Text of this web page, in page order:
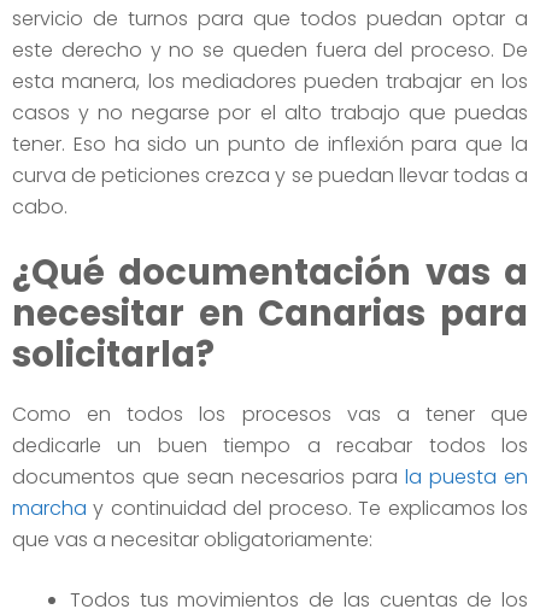
servicio de turnos para que todos puedan optar a
este derecho y no se queden fuera del proceso. De
esta manera, los mediadores pueden trabajar en los
casos y no negarse por el alto trabajo que puedas
tener. Eso ha sido un punto de inflexión para que la
curva de peticiones crezca y se puedan llevar todas a
cabo.
¿Qué documentación vas a
necesitar en Canarias para
solicitarla?
Como en todos los procesos vas a tener que
dedicarle un buen tiempo a recabar todos los
documentos que sean necesarios para la puesta en
marcha y continuidad del proceso. Te explicamos los
que vas a necesitar obligatoriamente:
Todos tus movimientos de las cuentas de los